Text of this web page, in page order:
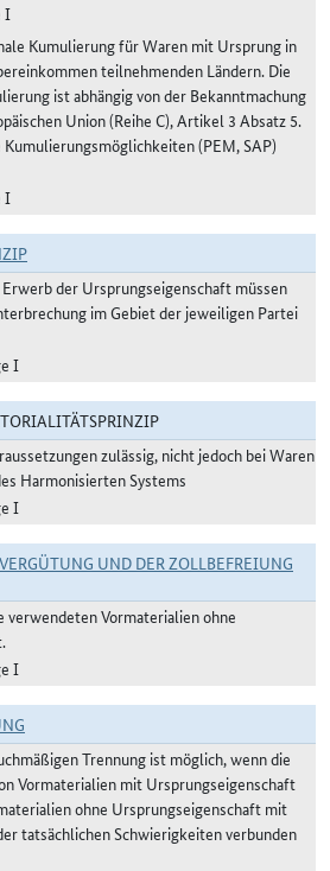
I
Kumulierung für Waren mit Ursprung in
teilnehmenden Ländern. Die
ist abhängig von der Bekanntmachung
Union (Reihe C), Artikel 3 Absatz 5.
(PEM, SAP)
I
der Ursprungseigenschaft müssen
im Gebiet der jeweiligen Partei
I
zulässig, nicht jedoch bei Waren
Harmonisierten Systems
I
UND DER ZOLLBEFREIUNG
verwendeten Vormaterialien ohne
I
Trennung ist möglich, wenn die
Vormaterialien mit Ursprungseigenschaft
ohne Ursprungseigenschaft mit
tatsächlichen Schwierigkeiten verbunden